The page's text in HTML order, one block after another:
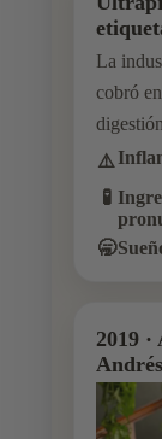
La
cobró
⚠️
🧪
🥱
2019